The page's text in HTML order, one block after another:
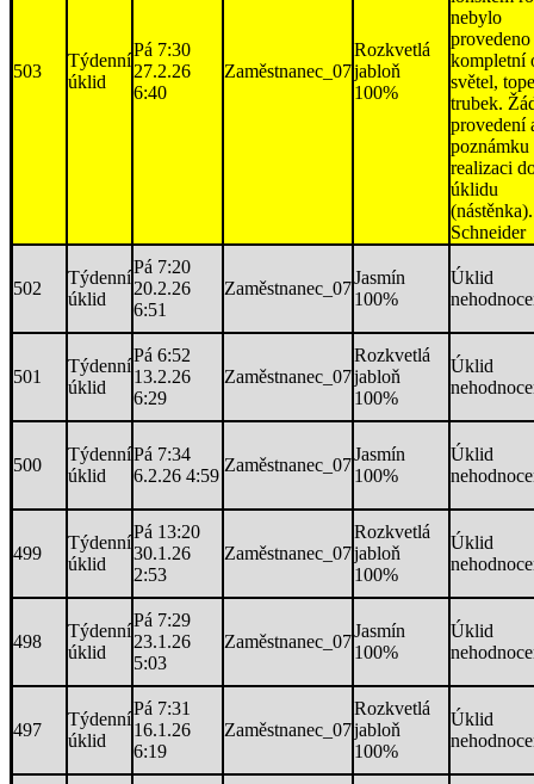
503
Týdenní
úklid
Pá 7:30
27.2.26
6:40
Zaměstnanec_07
Rozkvetlá
jabloň
100%
nebylo
provedeno
kompletní
světel,
trubek.
provedení
poznámku
realizaci
úklidu
(nástěnka).
Schneider
502
Týdenní
úklid
Pá 7:20
20.2.26
6:51
Zaměstnanec_07
Jasmín
100%
Úklid
501
Týdenní
úklid
Pá 6:52
13.2.26
6:29
Zaměstnanec_07
Rozkvetlá
jabloň
100%
Úklid
500
Týdenní
úklid
Pá 7:34
6.2.26 4:59
Zaměstnanec_07
Jasmín
100%
Úklid
499
Týdenní
úklid
Pá 13:20
30.1.26
2:53
Zaměstnanec_07
Rozkvetlá
jabloň
100%
Úklid
498
Týdenní
úklid
Pá 7:29
23.1.26
5:03
Zaměstnanec_07
Jasmín
100%
Úklid
497
Týdenní
úklid
Pá 7:31
16.1.26
6:19
Zaměstnanec_07
Rozkvetlá
jabloň
100%
Úklid